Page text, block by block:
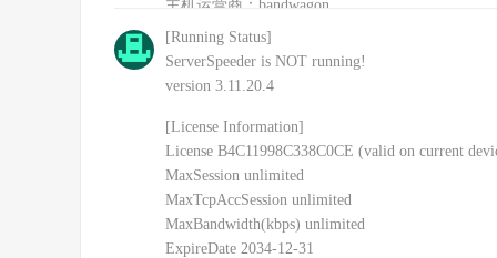
主机运营商：bandwagon
安装的其他软件：shadowsockR
CHnE 9年前 (2017-09-24) 回复
[Running Status]
ServerSpeeder is NOT running!
version 3.11.20.4
[License Information]
License B4C11998C338C0CE (valid on current
MaxSession unlimited
MaxTcpAccSession unlimited
MaxBandwidth(kbps) unlimited
ExpireDate 2034-12-31